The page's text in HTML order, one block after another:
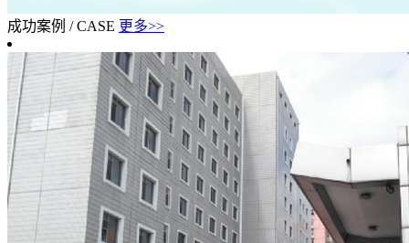
成功案例 / CASE 更多>>